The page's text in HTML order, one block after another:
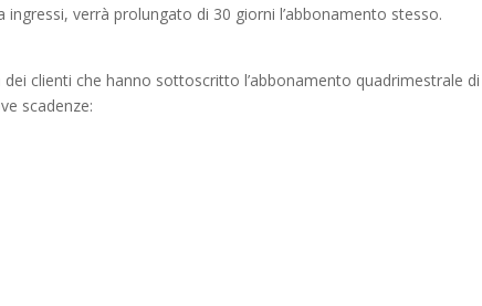
verrà prolungato di 30 giorni l’abbonamento stesso.
clienti che hanno sottoscritto l’abbonamento quadrimestrale di
scadenze: